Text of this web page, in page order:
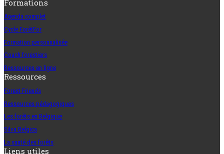
Formations
Agenda complet
Cycle ForêtFor
Formation personnalisée
Coach forestiers
Ressources en ligne
Ressources
Forest Friends
Ressources pédagogiques
Les forêts en Belgique
Silva Belgica
La santé des forêts
Liens utiles